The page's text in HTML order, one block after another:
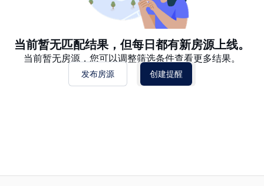
当前暂无匹配结果，但每日都有新房源上线。
当前暂无房源，您可以调整筛选条件查看更多结果。
发布房源 创建提醒